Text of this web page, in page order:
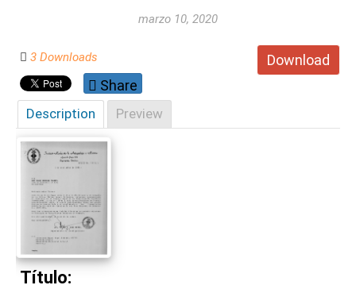
marzo 10, 2020
Download
3 Downloads
Share
Description Preview
Título: